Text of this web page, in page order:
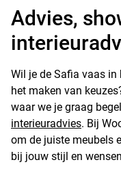
Advies,
Wil je de Safia vaas
het maken van
waar we je graag
interieuradvies. Bij
om de juiste meubels
bij jouw stijl en